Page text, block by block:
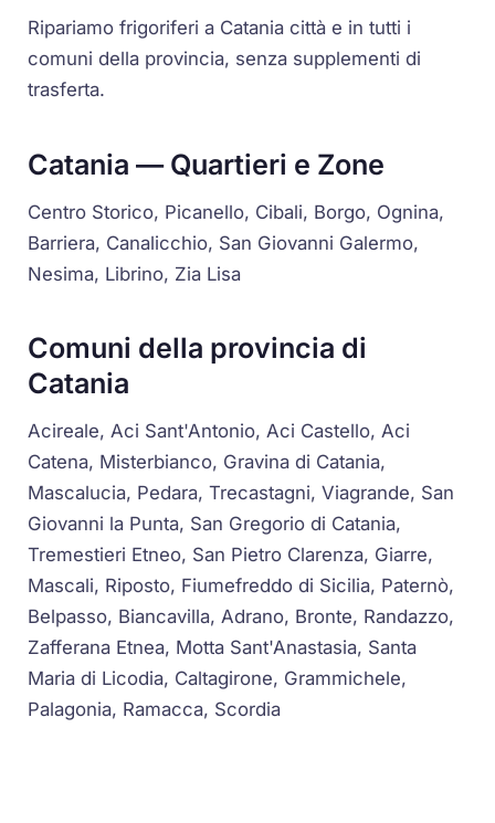
Ripariamo frigoriferi a Catania città e in tutti i
comuni della provincia, senza supplementi di
trasferta.
Catania — Quartieri e Zone
Centro Storico, Picanello, Cibali, Borgo, Ognina,
Barriera, Canalicchio, San Giovanni Galermo,
Nesima, Librino, Zia Lisa
Comuni della provincia di
Catania
Acireale, Aci Sant'Antonio, Aci Castello, Aci
Catena, Misterbianco, Gravina di Catania,
Mascalucia, Pedara, Trecastagni, Viagrande, San
Giovanni la Punta, San Gregorio di Catania,
Tremestieri Etneo, San Pietro Clarenza, Giarre,
Mascali, Riposto, Fiumefreddo di Sicilia, Paternò,
Belpasso, Biancavilla, Adrano, Bronte, Randazzo,
Zafferana Etnea, Motta Sant'Anastasia, Santa
Maria di Licodia, Caltagirone, Grammichele,
Palagonia, Ramacca, Scordia